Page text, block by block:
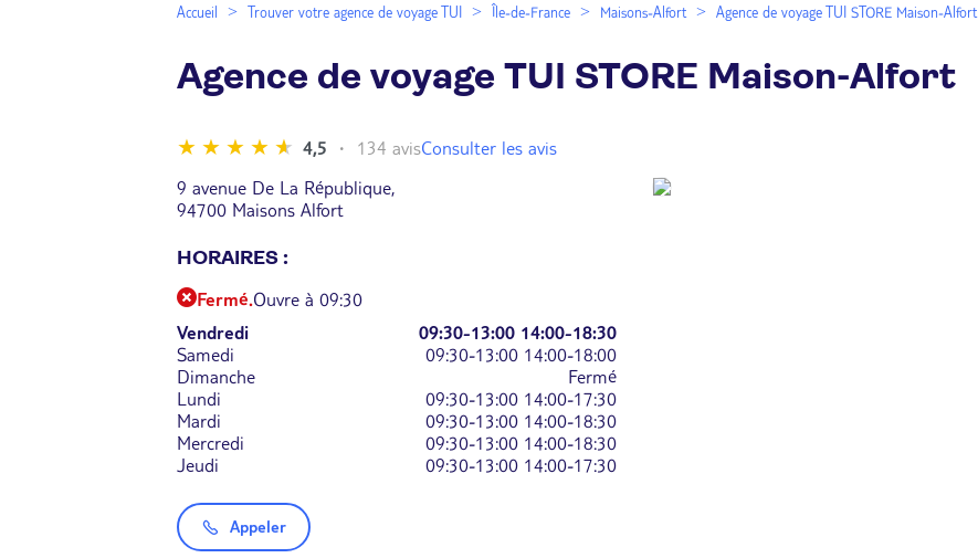
Accueil Trouver votre agence de voyage TUI Île-de-France Maisons-Alfort Agence de voyage TUI STORE Maison-Alfort
Agence de voyage TUI STORE Maison-Alfort
4,5 134 avisConsulter les avis
9 avenue De La République,
94700 Maisons Alfort
HORAIRES :
Fermé.Ouvre à 09:30
Vendredi
09:30-13:00 14:00-18:30
Samedi
09:30-13:00 14:00-18:00
Dimanche
Fermé
Lundi
09:30-13:00 14:00-17:30
Mardi
09:30-13:00 14:00-18:30
Mercredi
09:30-13:00 14:00-18:30
Jeudi
09:30-13:00 14:00-17:30
Appeler